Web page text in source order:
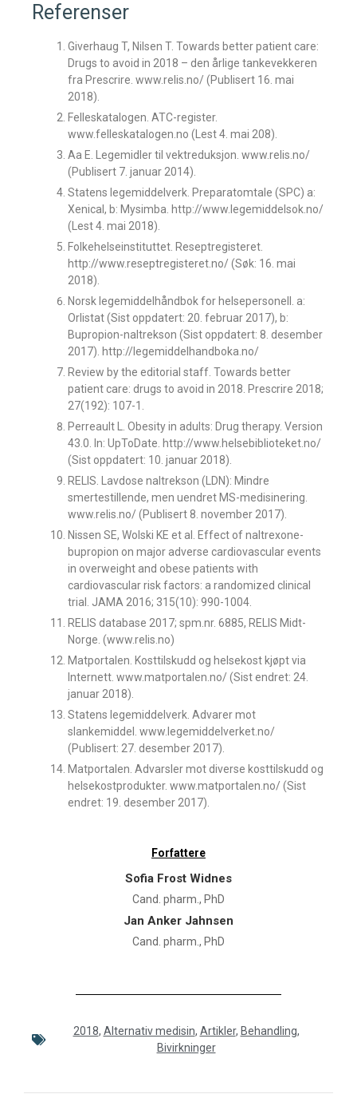
Referenser
Giverhaug T, Nilsen T. Towards better patient care:
Drugs to avoid in 2018 – den årlige tankevekkeren
fra Prescrire. www.relis.no/ (Publisert 16. mai
2018).
Felleskatalogen. ATC-register.
www.felleskatalogen.no (Lest 4. mai 208).
Aa E. Legemidler til vektreduksjon. www.relis.no/
(Publisert 7. januar 2014).
Statens legemiddelverk. Preparatomtale (SPC) a:
Xenical, b: Mysimba. http://www.legemiddelsok.no/
(Lest 4. mai 2018).
Folkehelseinstituttet. Reseptregisteret.
http://www.reseptregisteret.no/ (Søk: 16. mai
2018).
Norsk legemiddelhåndbok for helsepersonell. a:
Orlistat (Sist oppdatert: 20. februar 2017), b:
Bupropion-naltrekson (Sist oppdatert: 8. desember
2017). http://legemiddelhandboka.no/
Review by the editorial staff. Towards better
patient care: drugs to avoid in 2018. Prescrire 2018;
27(192): 107-1.
Perreault L. Obesity in adults: Drug therapy. Version
43.0. In: UpToDate. http://www.helsebiblioteket.no/
(Sist oppdatert: 10. januar 2018).
RELIS. Lavdose naltrekson (LDN): Mindre
smertestillende, men uendret MS-medisinering.
www.relis.no/ (Publisert 8. november 2017).
Nissen SE, Wolski KE et al. Effect of naltrexone-
bupropion on major adverse cardiovascular events
in overweight and obese patients with
cardiovascular risk factors: a randomized clinical
trial. JAMA 2016; 315(10): 990-1004.
RELIS database 2017; spm.nr. 6885, RELIS Midt-
Norge. (www.relis.no)
Matportalen. Kosttilskudd og helsekost kjøpt via
Internett. www.matportalen.no/ (Sist endret: 24.
januar 2018).
Statens legemiddelverk. Advarer mot
slankemiddel. www.legemiddelverket.no/
(Publisert: 27. desember 2017).
Matportalen. Advarsler mot diverse kosttilskudd og
helsekostprodukter. www.matportalen.no/ (Sist
endret: 19. desember 2017).
Forfattere
Sofia Frost Widnes
Cand. pharm., PhD
Jan Anker Jahnsen
Cand. pharm., PhD
2018, Alternativ medisin, Artikler, Behandling,
Bivirkninger